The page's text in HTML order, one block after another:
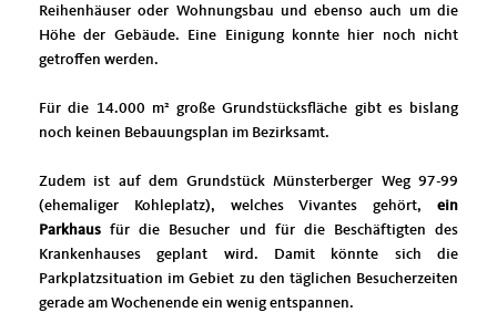
Reihenhäuser oder Wohnungsbau und ebenso auch um die
Höhe der Gebäude. Eine Einigung konnte hier noch nicht
getroffen werden.
Für die 14.000 m² große Grundstücksfläche gibt es bislang
noch keinen Bebauungsplan im Bezirksamt.
Zudem ist auf dem Grundstück Münsterberger Weg 97-99
(ehemaliger Kohleplatz), welches Vivantes gehört, ein
Parkhaus für die Besucher und für die Beschäftigten des
Krankenhauses geplant wird. Damit könnte sich die
Parkplatzsituation im Gebiet zu den täglichen Besucherzeiten
gerade am Wochenende ein wenig entspannen.